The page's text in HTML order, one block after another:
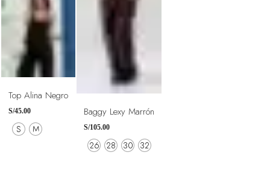
Top Alina Negro
S/45.00
S M
Baggy Lexy Marrón
S/105.00
26 28 30 32